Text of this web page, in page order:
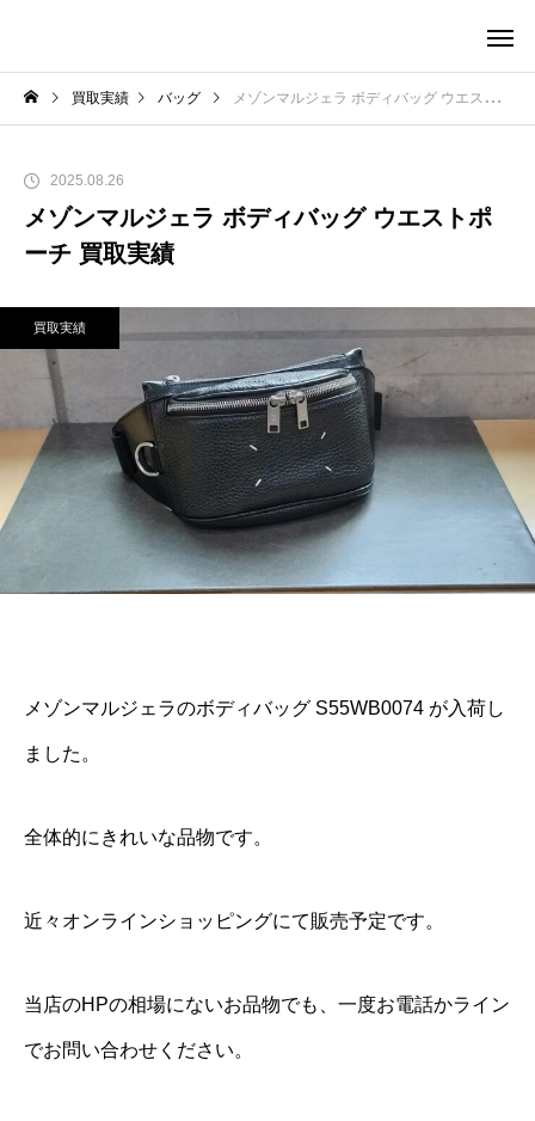
買取実績 バッグ メゾンマルジェラ ボディバッグ ウエストポーチ 買取実績
2025.08.26
メゾンマルジェラ ボディバッグ ウエストポ
ーチ 買取実績
買取実績
メゾンマルジェラのボディバッグ S55WB0074 が入荷し
ました。
全体的にきれいな品物です。
近々オンラインショッピングにて販売予定です。
当店のHPの相場にないお品物でも、一度お電話かライン
でお問い合わせください。